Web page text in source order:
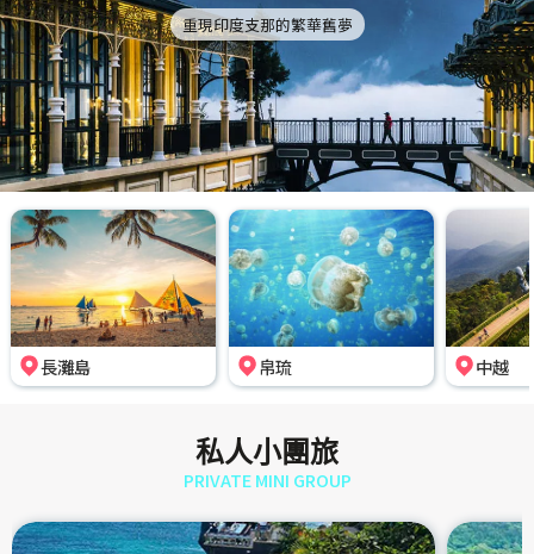
重現印度支那的繁華舊夢
長灘島 帛琉 中越
私人小團旅
PRIVATE MINI GROUP